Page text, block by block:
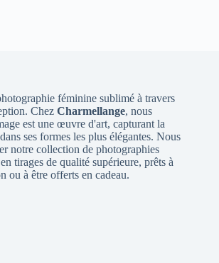
féminine sublimé à travers
Chez Charmellange, nous
est une œuvre d'art, capturant la
ses formes les plus élégantes. Nous
notre collection de photographies
tirages de qualité supérieure, prêts à
ou à être offerts en cadeau.